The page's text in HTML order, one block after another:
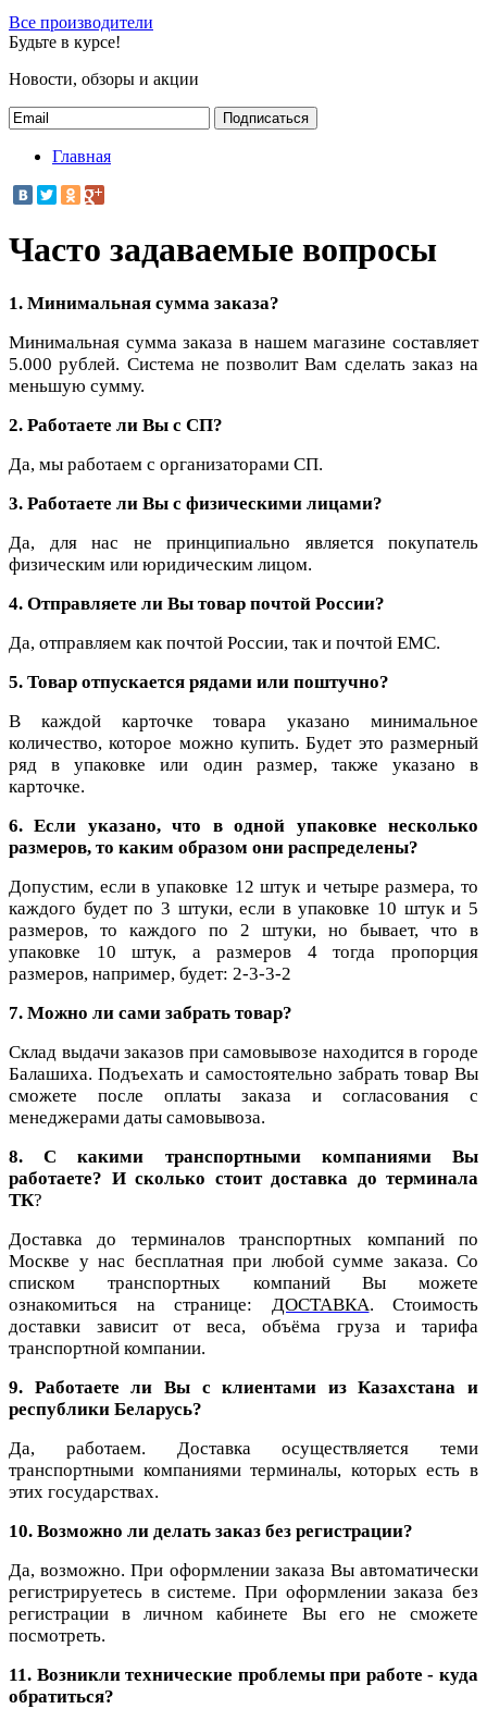
Все производители
Будьте в курсе!
Новости, обзоры и акции
Подписаться
Главная
Часто задаваемые вопросы
1. Минимальная сумма заказа?
Минимальная сумма заказа в нашем магазине составляет
5.000 рублей. Система не позволит Вам сделать заказ на
меньшую сумму.
2. Работаете ли Вы с СП?
Да, мы работаем с организаторами СП.
3. Работаете ли Вы с физическими лицами?
Да, для нас не принципиально является покупатель
физическим или юридическим лицом.
4. Отправляете ли Вы товар почтой России?
Да, отправляем как почтой России, так и почтой ЕМС.
5. Товар отпускается рядами или поштучно?
В каждой карточке товара указано минимальное
количество, которое можно купить. Будет это размерный
ряд в упаковке или один размер, также указано в
карточке.
6. Если указано, что в одной упаковке несколько
размеров, то каким образом они распределены?
Допустим, если в упаковке 12 штук и четыре размера, то
каждого будет по 3 штуки, если в упаковке 10 штук и 5
размеров, то каждого по 2 штуки, но бывает, что в
упаковке 10 штук, а размеров 4 тогда пропорция
размеров, например, будет: 2-3-3-2
7. Можно ли сами забрать товар?
Склад выдачи заказов при самовывозе находится в городе
Балашиха. Подъехать и самостоятельно забрать товар Вы
сможете после оплаты заказа и согласования с
менеджерами даты самовывоза.
8. С какими транспортными компаниями Вы
работаете? И сколько стоит доставка до терминала
ТК?
Доставка до терминалов транспортных компаний по
Москве у нас бесплатная при любой сумме заказа. Со
списком транспортных компаний Вы можете
ознакомиться на странице: ДОСТАВКА. Стоимость
доставки зависит от веса, объёма груза и тарифа
транспортной компании.
9. Работаете ли Вы с клиентами из Казахстана и
республики Беларусь?
Да, работаем. Доставка осуществляется теми
транспортными компаниями терминалы, которых есть в
этих государствах.
10. Возможно ли делать заказ без регистрации?
Да, возможно. При оформлении заказа Вы автоматически
регистрируетесь в системе. При оформлении заказа без
регистрации в личном кабинете Вы его не сможете
посмотреть.
11. Возникли технические проблемы при работе - куда
обратиться?